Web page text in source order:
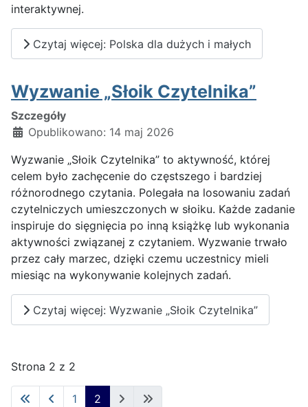
interaktywnej.
Czytaj więcej: Polska dla dużych i małych
Wyzwanie „Słoik Czytelnika”
Szczegóły
Opublikowano: 14 maj 2026
Wyzwanie „Słoik Czytelnika” to aktywność, której
celem było zachęcenie do częstszego i bardziej
różnorodnego czytania. Polegała na losowaniu zadań
czytelniczych umieszczonych w słoiku. Każde zadanie
inspiruje do sięgnięcia po inną książkę lub wykonania
aktywności związanej z czytaniem. Wyzwanie trwało
przez cały marzec, dzięki czemu uczestnicy mieli
miesiąc na wykonywanie kolejnych zadań.
Czytaj więcej: Wyzwanie „Słoik Czytelnika”
Strona 2 z 2
1 2